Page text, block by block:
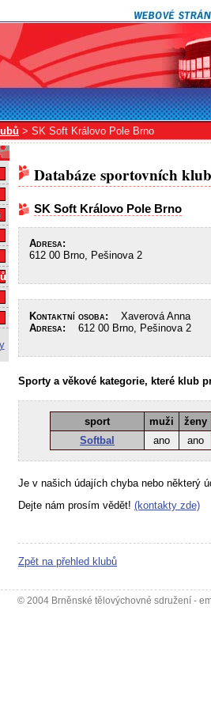
> SK Soft Královo Pole Brno
Databáze sportovních
SK Soft Královo Pole Brno
Adresa:
612 00 Brno, Pešinova 2
Kontaktní osoba: Xaverová Anna
Adresa: 612 00 Brno, Pešinova 2
Sporty a věkové kategorie, které klub
sport muži ženy
Softbal
ano ano
Je v našich údajích chyba nebo některý
Dejte nám prosím vědět! (kontakty zde)
Zpět na přehled klubů
© 2004 Brněnské tělovýchovné sdružení -